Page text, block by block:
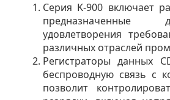
Серия K-900 включает
предназначенные
удовлетворения
различных отраслей
Регистраторы данных
беспроводную связь с
позволит